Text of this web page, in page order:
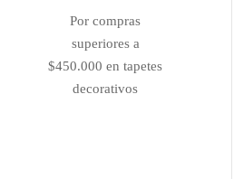
Por compras
superiores a
$450.000 en tapetes
decorativos